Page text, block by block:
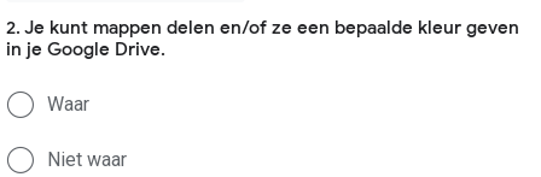
2. Je kunt mappen delen en/of ze een bepaalde kleur geven
in je Google Drive.
Waar
Niet waar